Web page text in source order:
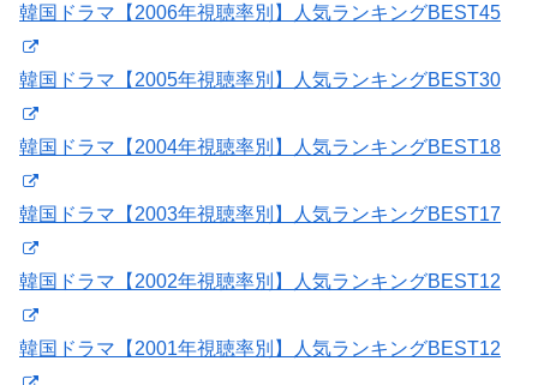
韓国ドラマ【2006年視聴率別】人気ランキングBEST45
韓国ドラマ【2005年視聴率別】人気ランキングBEST30
韓国ドラマ【2004年視聴率別】人気ランキングBEST18
韓国ドラマ【2003年視聴率別】人気ランキングBEST17
韓国ドラマ【2002年視聴率別】人気ランキングBEST12
韓国ドラマ【2001年視聴率別】人気ランキングBEST12